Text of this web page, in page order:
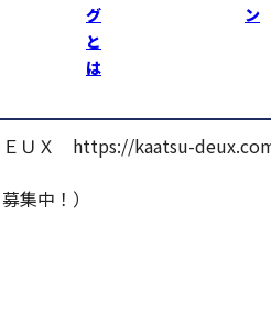
グ
と
は
ン
ＥＵＸ https://kaatsu-
集中！）